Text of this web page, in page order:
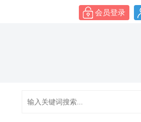
会员登录